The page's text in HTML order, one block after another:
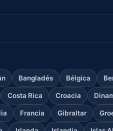
Bangladés Bélgica
Costa Rica Croacia
Francia Gibraltar